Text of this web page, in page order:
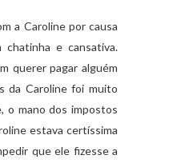
a Caroline por causa
chatinha e cansativa.
querer pagar alguém
da Caroline foi muito
o mano dos impostos
estava certíssima
que ele fizesse a